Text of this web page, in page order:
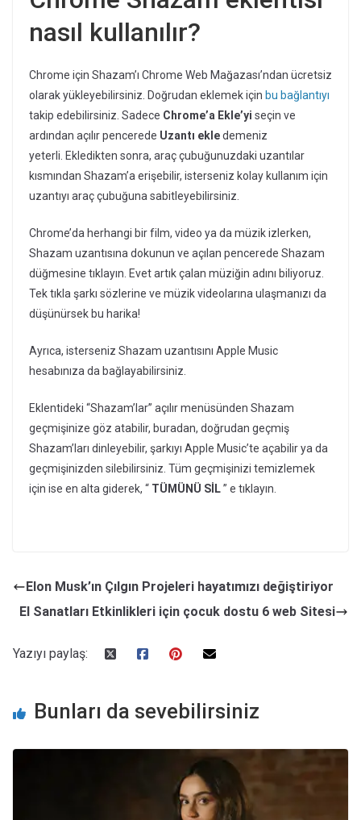
nasıl kullanılır?
Chrome için Shazam’ı Chrome Web Mağazası’ndan ücretsiz
olarak yükleyebilirsiniz. Doğrudan eklemek için bu bağlantıyı
takip edebilirsiniz. Sadece Chrome’a ​​Ekle’yi seçin ve
ardından açılır pencerede Uzantı ekledemeniz
yeterli. Ekledikten sonra, araç çubuğunuzdaki uzantılar
kısmından Shazam’a erişebilir, isterseniz kolay kullanım için
uzantıyı araç çubuğuna sabitleyebilirsiniz.
Chrome’da herhangi bir film, video ya da müzik izlerken,
Shazam uzantısına dokunun ve açılan pencerede Shazam
düğmesine tıklayın. Evet artık çalan müziğin adını biliyoruz.
Tek tıkla şarkı sözlerine ve müzik videolarına ulaşmanızı da
düşünürsek bu harika!
Ayrıca, isterseniz Shazam uzantısını Apple Music
hesabınıza da bağlayabilirsiniz.
Eklentideki “Shazam’lar” açılır menüsünden Shazam
geçmişinize göz atabilir, buradan, doğrudan geçmiş
Shazam’ları dinleyebilir, şarkıyı Apple Music’te açabilir ya da
geçmişinizden silebilirsiniz. Tüm geçmişinizi temizlemek
için ise en alta giderek, “ TÜMÜNÜ SİL” e tıklayın.
Elon Musk’ın Çılgın Projeleri hayatımızı değiştiriyor
El Sanatları Etkinlikleri için çocuk dostu 6 web Sitesi
Yazıyı paylaş:
Bunları da sevebilirsiniz